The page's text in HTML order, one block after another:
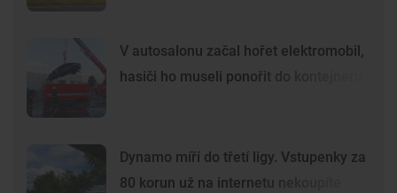
V autosalonu začal hořet elektromobil,
hasiči ho museli ponořit do kontejneru
Dynamo míří do třetí ligy. Vstupenky za
80 korun už na internetu nekoupíte